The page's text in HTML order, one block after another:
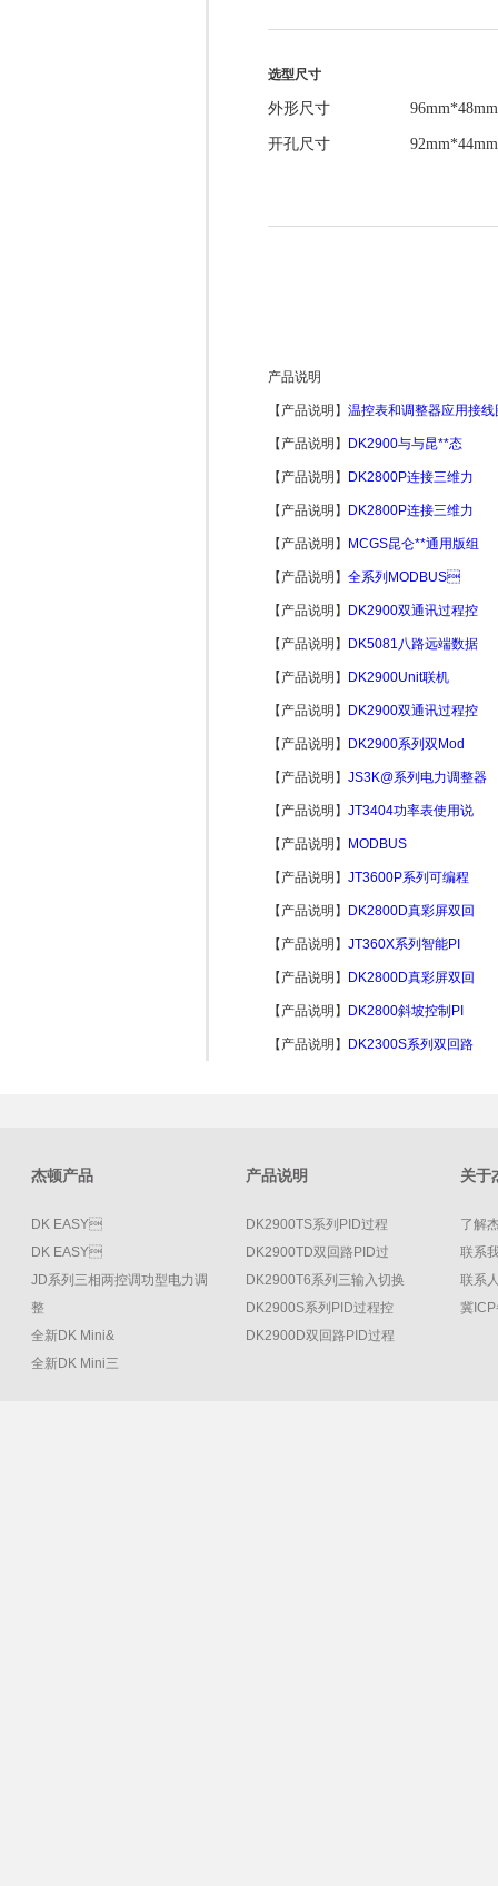
选型尺寸
外形尺寸
开孔尺寸 92mm*44mm
产品说明
【产品说明】温控表和调整器应用接线
【产品说明】 DK2900与与昆**态
【产品说明】 DK2800P连接三维力
【产品说明】 DK2800P连接三维力
【产品说明】 MCGS昆仑**通用版组
【产品说明】全系列MODBUS
【产品说明】 DK2900双通讯过程控
【产品说明】 DK5081八路远端数据
【产品说明】 DK2900Unit联机
【产品说明】 DK2900双通讯过程控
【产品说明】 DK2900系列双Mod
【产品说明】JS3K@系列电力调整器
【产品说明】JT3404功率表使用说
【产品说明】 MODBUS
【产品说明】JT3600P系列可编程
【产品说明】 DK2800D真彩屏双回
【产品说明】JT360X系列智能PI
【产品说明】 DK2800D真彩屏双回
【产品说明】 DK2800斜坡控制PI
【产品说明】 DK2300S系列双回路
杰顿产品
DK EASY
DK EASY
JD系列三相两控调功型电力调
整
全新DK Mini&
全新DK Mini三
产品说明
DK2900TS系列PID过程
DK2900TD双回路PID过
DK2900T6系列三输入切换
DK2900S系列PID过程控
DK2900D双回路PID过程
关于
了解
联系
联系
冀